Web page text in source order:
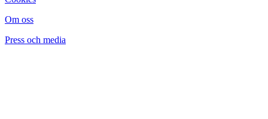
Om oss
Press och media